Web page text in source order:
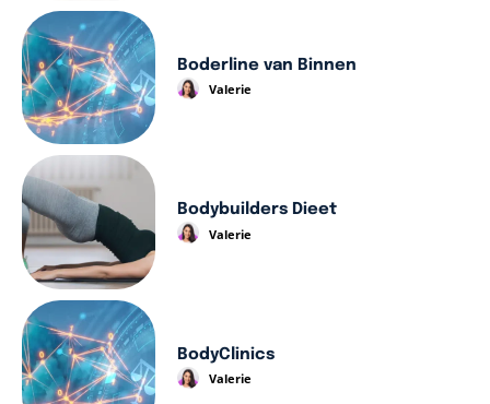
Boderline van Binnen
Valerie
Bodybuilders Dieet
Valerie
BodyClinics
Valerie